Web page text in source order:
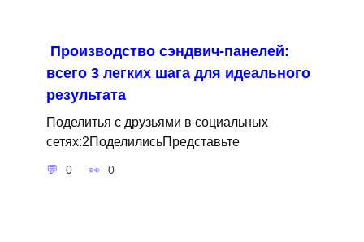
Производство сэндвич-панелей:
всего 3 легких шага для идеального
результата
Поделитья с друзьями в социальных
сетях:2ПоделилисьПредставьте
0 0